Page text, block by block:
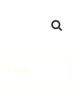
Filtrar